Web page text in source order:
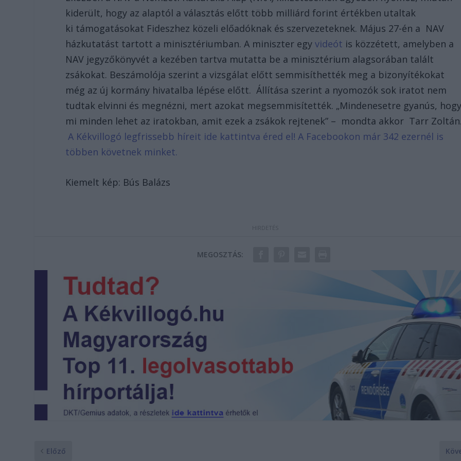
kiderült, hogy az alaptól a választás előtt több milliárd forint értékben utaltak
ki támogatásokat Fideszhez közeli előadóknak és szervezeteknek. Május 27-én a NAV
házkutatást tartott a minisztériumban. A miniszter egyvideót is közzétett, amelyben a
NAV jegyzőkönyvét a kezében tartva mutatta be a minisztérium alagsorában talált
zsákokat. Beszámolója szerint a vizsgálat előtt semmisíthették meg a bizonyítékokat
még az új kormány hivatalba lépése előtt. Állítása szerint a nyomozók sok iratot nem
tudtak elvinni és megnézni, mert azokat megsemmisítették. „Mindenesetre gyanús,
mi minden lehet az iratokban, amit ezek a zsákok rejtenek” – mondta akkor Tarr
A Kékvillogó legfrissebb híreit ide kattintva éred el! A Facebookon már 342 ezernél is
többen követnek minket.
Kiemelt kép: Bús Balázs
MEGOSZTÁS:
Előző